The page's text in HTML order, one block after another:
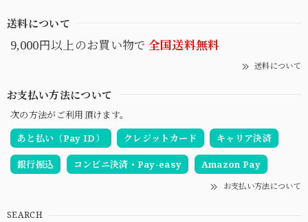
送料について
9,000円以上のお買い物で 全国送料無料
送料について
お支払い方法について
次の方法がご利用頂けます。
あと払い（Pay ID）
クレジットカード キャリア決済
銀行振込 コンビニ決済・Pay-easy Amazon Pay
お支払い方法について
SEARCH